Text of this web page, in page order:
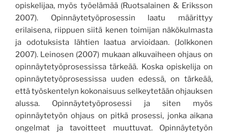
opiskelijaa, myös työelämää (Ruotsalainen & Eriksson
2007). Opinnäytetyöprosessin laatu määrittyy
erilaisena, riippuen siitä kenen toimijan näkökulmasta
ja odotuksista lähtien laatua arvioidaan. (Jolkkonen
2007). Leinosen (2007) mukaan alkuvaiheen ohjaus on
opinnäytetyöprosessissa tärkeää. Koska opiskelija on
opinnäytetyöprosessissa uuden edessä, on tärkeää,
ettätyöskentelyn kokonaisuus selkeytetään ohjauksen
alussa. Opinnäytetyöprosessi ja siten myös
opinnäytetyön ohjaus on pitkä prosessi, jonka aikana
ongelmat ja tavoitteet muuttuvat. Opinnäytetyön